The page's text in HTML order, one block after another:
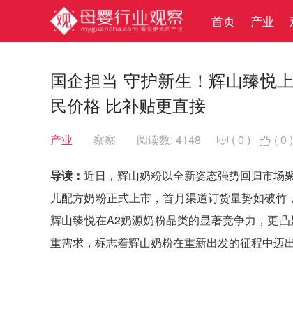
首页 产业
国企担当 守护新生！辉山臻
民价格 比补贴更直接
产业 察察 阅读数: 4148  (0 )  (0 )
导读： 近日，辉山奶粉以全新姿态强势回归市场
儿配方奶粉正式上市，首月渠道订货量势如破
辉山臻悦在A2奶源奶粉品类的显著竞争力，更
重需求，标志着辉山奶粉在重新出发的征程中迈